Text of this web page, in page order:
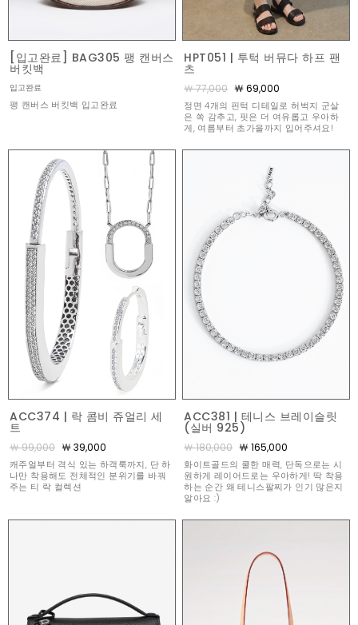
[입고완료] BAG305 팽 캔버스
버킷백
입고완료
팽 캔버스 버킷백 입고완료
HPT051 | 투턱 버뮤다 하프 팬
츠
￦ 77,000 ￦ 69,000
정면 4개의 핀턱 디테일로 허벅지 군살
은 쏙 감추고, 핏은 더 여유롭고 우아하
게, 여름부터 초가을까지 입어주셔요!
ACC374 | 락 콤비 쥬얼리 세
트
￦ 99,000 ￦ 39,000
캐주얼부터 격식 있는 하객룩까지, 단 하
나만 착용해도 전체적인 분위기를 바꿔
주는 티 락 컬렉션
ACC381 | 테니스 브레이슬릿
(실버 925)
￦ 180,000 ￦ 165,000
화이트골드의 쿨한 매력, 단독으로는 시
원하게 레이어드로는 우아하게! 딱 착용
하는 순간 왜 테니스팔찌가 인기 많은지
알아요 :)